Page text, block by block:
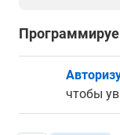
чтобы